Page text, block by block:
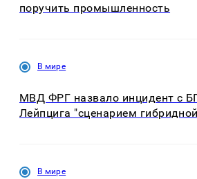
поручить промышленность
В мире
МВД ФРГ назвало инцидент с
Лейпцига "сценарием
В мире